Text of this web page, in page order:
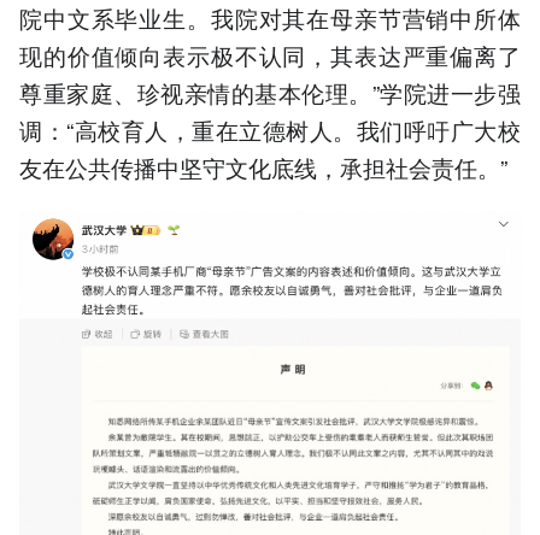
院中文系毕业生。我院对其在母亲节营销中所体
现的价值倾向表示极不认同，其表达严重偏离了
尊重家庭、珍视亲情的基本伦理。”学院进一步强
调：“高校育人，重在立德树人。我们呼吁广大校
友在公共传播中坚守文化底线，承担社会责任。”